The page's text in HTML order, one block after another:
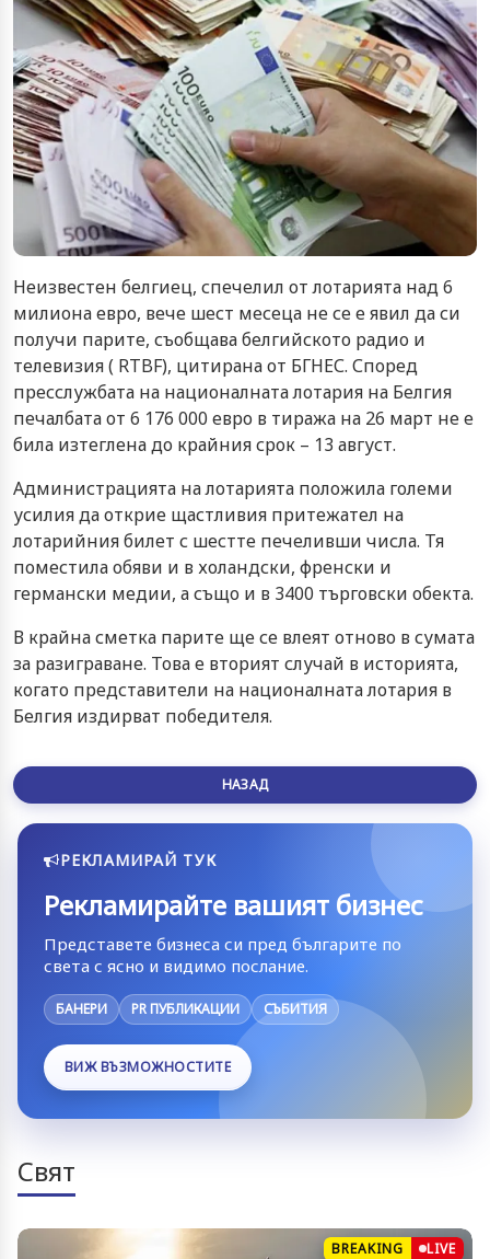
Неизвестен белгиец, спечелил от лотарията над 6
милиона евро, вече шест месеца не се е явил да си
получи парите, съобщава белгийското радио и
телевизия ( RTBF), цитирана от БГНЕС. Според
пресслужбата на националната лотария на Белгия
печалбата от 6 176 000 евро в тиража на 26 март не е
била изтеглена до крайния срок – 13 август.
Администрацията на лотарията положила големи
усилия да открие щастливия притежател на
лотарийния билет с шестте печеливши числа. Тя
поместила обяви и в холандски, френски и
германски медии, а също и в 3400 търговски обекта.
В крайна сметка парите ще се влеят отново в сумата
за разиграване. Това е вторият случай в историята,
когато представители на националната лотария в
Белгия издирват победителя.
НАЗАД
РЕКЛАМИРАЙ ТУК
Рекламирайте вашият бизнес
Представете бизнеса си пред българите по
света с ясно и видимо послание.
БАНЕРИ PR ПУБЛИКАЦИИ СЪБИТИЯ
ВИЖ ВЪЗМОЖНОСТИТЕ
Свят
BREAKING LIVE